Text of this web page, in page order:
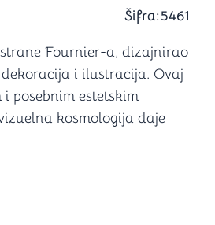
Šifra:5461
Fournier-a, dizajnirao
i ilustracija. Ovaj
posebnim estetskim
kosmologija daje